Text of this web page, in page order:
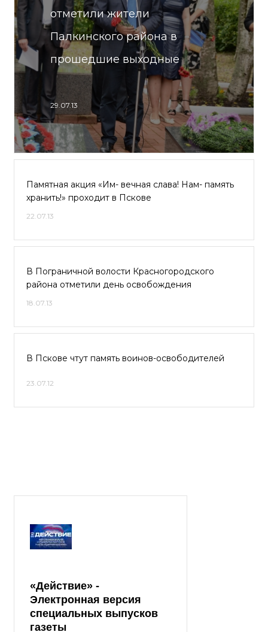
отметили жители
Палкинского района в
прошедшие выходные
29.07.13
Памятная акция «Им- вечная слава! Нам- память
хранить!» проходит в Пскове
22.07.13
В Пограничной волости Красногородского
района отметили день освобождения
18.07.13
В Пскове чтут память воинов-освободителей
23.07.12
«Действие» -
Электронная версия
специальных выпусков
газеты